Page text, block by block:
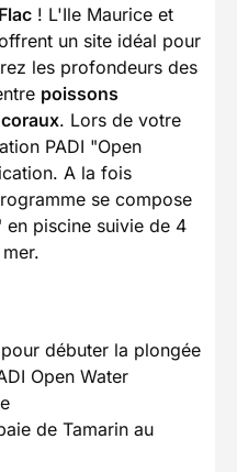
! L'Ile Maurice et
un site idéal pour
les profondeurs des
poissons
. Lors de votre
PADI "Open
A la fois
se compose
en piscine suivie de 4
débuter la plongée
Open Water
de Tamarin au